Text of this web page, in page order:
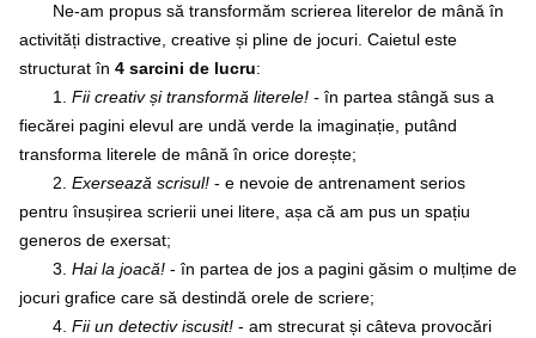
Ne-am propus să transformăm scrierea literelor de mână în
activități distractive, creative și pline de jocuri. Caietul este
structurat în 4 sarcini de lucru:
1. Fii creativ și transformă literele! -în partea stângă sus a
fiecărei pagini elevul are undă verde la imaginație, putând
transforma literele de mână în orice dorește;
2. Exersează scrisul! - e nevoie de antrenament serios
pentru însușirea scrierii unei litere, așa că am pus un spațiu
generos de exersat;
3. Hai la joacă! - în partea de jos a pagini găsim o mulțime de
jocuri grafice care să destindă orele de scriere;
4. Fii un detectiv iscusit! - am strecurat și câteva provocări